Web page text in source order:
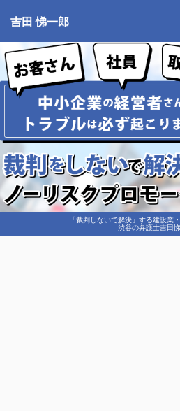
「裁判しないで解決」する建設業
渋谷の弁護士吉田
吉田 悌一郎